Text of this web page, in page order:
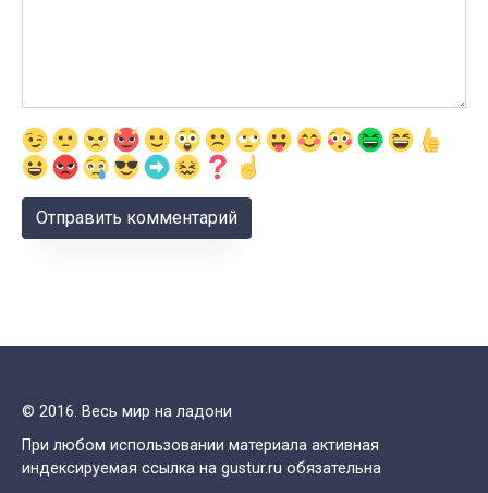
© 2016. Весь мир на ладони
При любом использовании материала активная
индексируемая ссылка на gustur.ru обязательна